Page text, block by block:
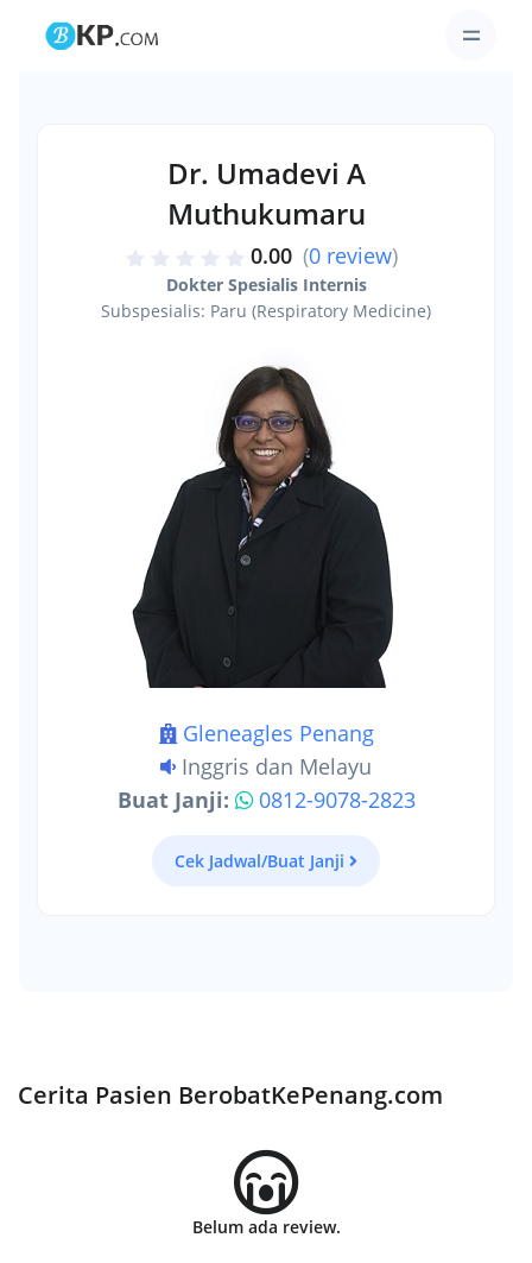
Dr. Umadevi A
Muthukumaru
0.00 (0 review)
Dokter Spesialis Internis
Subspesialis: Paru (Respiratory Medicine)
Gleneagles Penang
Inggris dan Melayu
Buat Janji:
0812-9078-2823
Cek Jadwal/Buat Janji
Cerita Pasien BerobatKePenang.com
Belum ada review.